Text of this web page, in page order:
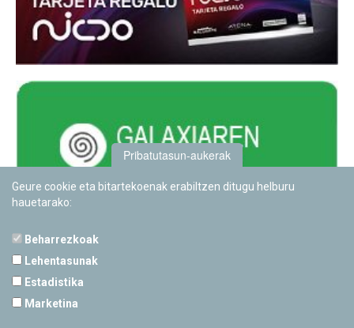
Pribatutasun-aukerak
Geure cookie eta bitartekoenak erabiltzen ditugu helburu
hauetarako:
Beharrezkoak
Lehentasunak
Estadistika
Marketina